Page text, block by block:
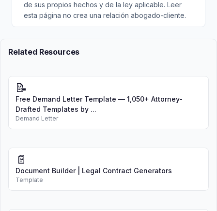
de sus propios hechos y de la ley aplicable. Leer
esta página no crea una relación abogado-cliente.
Related Resources
📝
Free Demand Letter Template — 1,050+ Attorney-
Drafted Templates by ...
Demand Letter
📄
Document Builder | Legal Contract Generators
Template